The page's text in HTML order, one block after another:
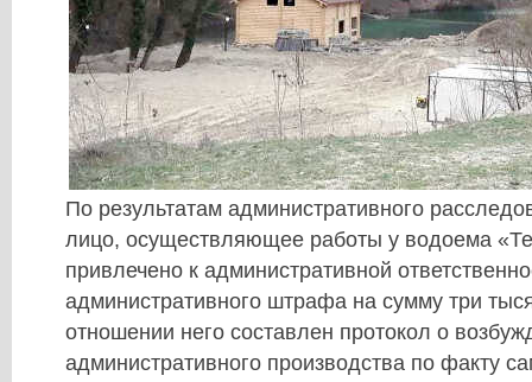
По результатам административного
лицо, осуществляющее работы у водоема
привлечено к административной
административного штрафа на сумму три
отношении него составлен протокол о
административного производства по факту